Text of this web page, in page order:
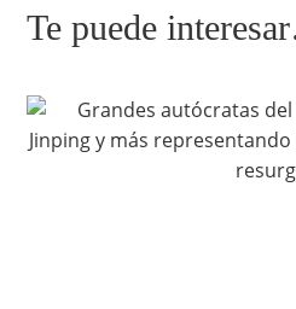
Te puede